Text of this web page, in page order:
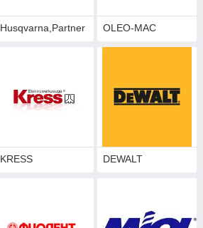
Husqvarna,Partner OLEO-MAC
KRESS DEWALT